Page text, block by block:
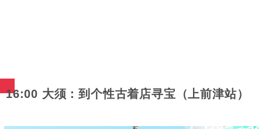
16:00 大须：到个性古着店寻宝（上前津站）